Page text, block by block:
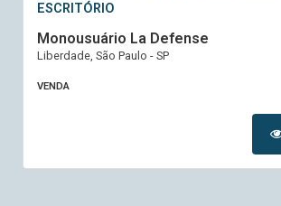
ESCRITÓRIO
Monousuário La Defense
Liberdade, São Paulo - SP
VENDA